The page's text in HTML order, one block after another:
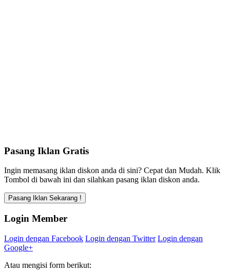
Pasang Iklan Gratis
Ingin memasang iklan diskon anda di sini? Cepat dan Mudah. Klik
Tombol di bawah ini dan silahkan pasang iklan diskon anda.
Login Member
Login dengan Facebook Login dengan Twitter Login dengan
Google+
Atau mengisi form berikut: